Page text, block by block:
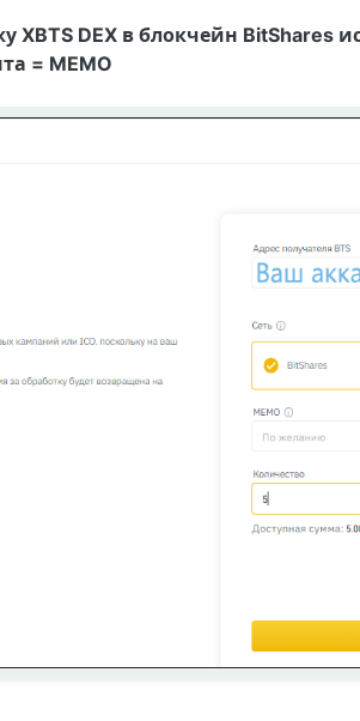
XBTS DEX в блокчейн BitShares
= MEMO